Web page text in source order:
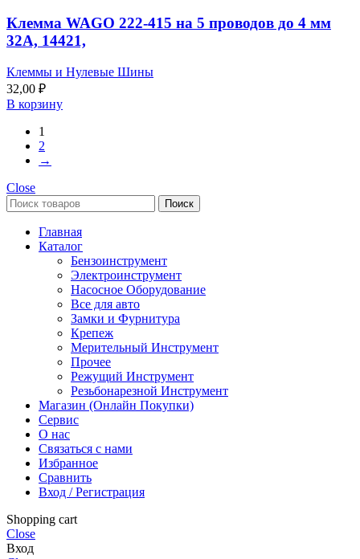
Клемма WAGO 222-415 на 5 проводов до 4 мм
32А, 14421,
Клеммы и Нулевые Шины
32,00 ₽
В корзину
1
2
→
Close
Поиск
Главная
Каталог
Бензоинструмент
Электроинструмент
Насосное Оборудование
Все для авто
Замки и Фурнитура
Крепеж
Мерительный Инструмент
Прочее
Режущий Инструмент
Резьбонарезной Инструмент
Магазин (Онлайн Покупки)
Сервис
О нас
Связаться с нами
Избранное
Сравнить
Вход / Регистрация
Shopping cart
Close
Вход